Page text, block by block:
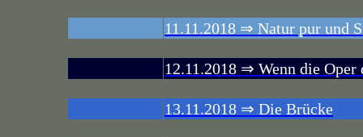
11.11.2018 ⇒ Natur pur und
12.11.2018 ⇒ Wenn die Oper
13.11.2018 ⇒ Die Brücke